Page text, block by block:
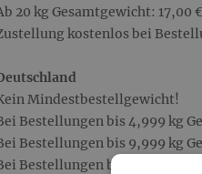
20 kg Gesamtgewicht: 17,00
kostenlos bei
Mindestbestellgewicht!
Bestellungen bis 4,999 kg
Bestellungen bis 9,999 kg
Bestellungen bis 19,999 kg